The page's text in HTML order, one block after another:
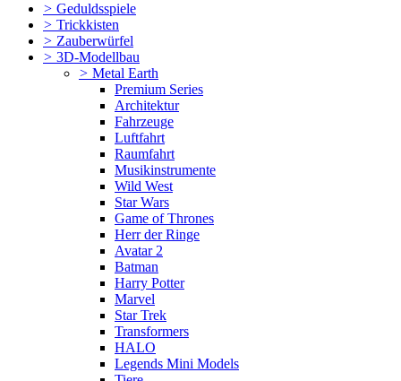
> Geduldsspiele
> Trickkisten
> Zauberwürfel
> 3D-Modellbau
> Metal Earth
Premium Series
Architektur
Fahrzeuge
Luftfahrt
Raumfahrt
Musikinstrumente
Wild West
Star Wars
Game of Thrones
Herr der Ringe
Avatar 2
Batman
Harry Potter
Marvel
Star Trek
Transformers
HALO
Legends Mini Models